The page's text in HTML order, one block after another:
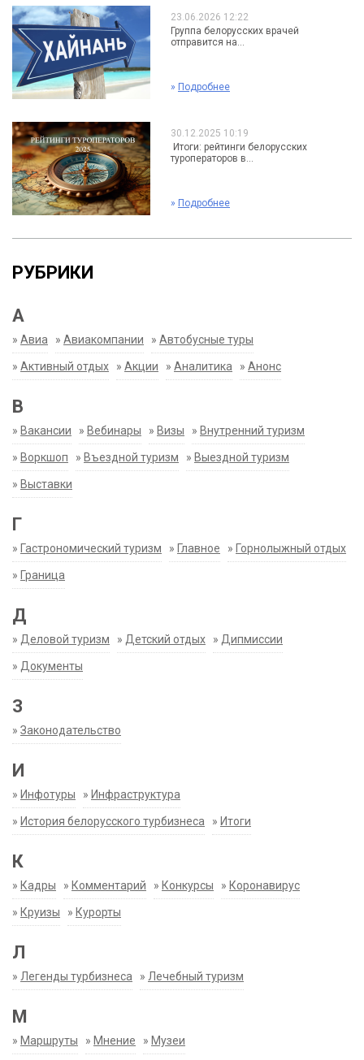
23.06.2026 12:22
Группа белорусских врачей
отправится на...
» Подробнее
30.12.2025 10:19
Итоги: рейтинги белорусских
туроператоров в...
» Подробнее
РУБРИКИ
А
» Авиа » Авиакомпании » Автобусные туры
» Активный отдых » Акции » Аналитика » Анонс
В
» Вакансии » Вебинары » Визы » Внутренний туризм
» Воркшоп » Въездной туризм » Выездной туризм
» Выставки
Г
» Гастрономический туризм » Главное » Горнолыжный отдых
» Граница
Д
» Деловой туризм » Детский отдых » Дипмиссии
» Документы
З
» Законодательство
И
» Инфотуры » Инфраструктура
» История белорусского турбизнеса » Итоги
К
» Кадры » Комментарий » Конкурсы » Коронавирус
» Круизы » Курорты
Л
» Легенды турбизнеса » Лечебный туризм
М
» Маршруты » Мнение » Музеи